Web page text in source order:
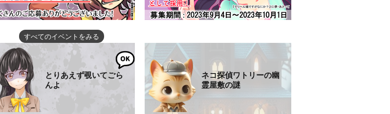
すべてのイベントをみる
とりあえず覗いてごら
んよ
ネコ探偵ワトリーの幽
霊屋敷の謎